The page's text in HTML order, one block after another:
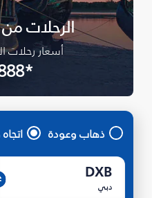
الرحلات
أسعار رحلات
*AED 888
ذهاب وعودة
DXB
دبي